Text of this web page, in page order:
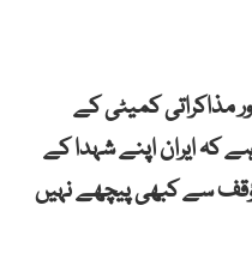
مذاکراتی کمیٹی کے
کہ ایران اپنے شہدا کے
سے کبھی پیچھے نہیں